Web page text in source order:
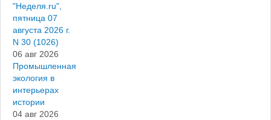
"Неделя.ru",
пятница 07
августа 2026 г.
N 30 (1026)
06 авг 2026
Промышленная
экология в
интерьерах
истории
04 авг 2026